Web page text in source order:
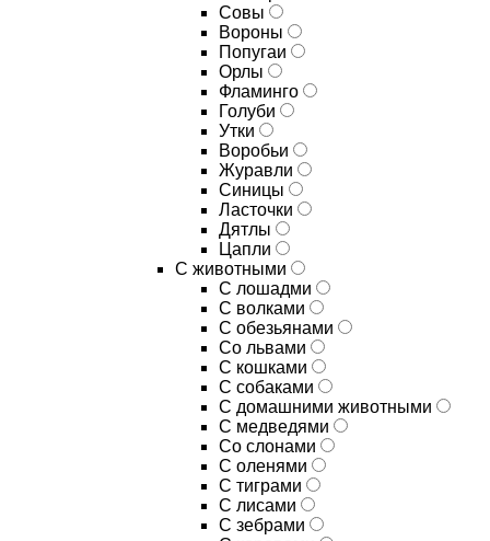
Совы
Вороны
Попугаи
Орлы
Фламинго
Голуби
Утки
Воробьи
Журавли
Синицы
Ласточки
Дятлы
Цапли
С животными
С лошадми
С волками
С обезьянами
Со львами
С кошками
С собаками
С домашними животными
С медведями
Со слонами
С оленями
С тиграми
С лисами
С зебрами